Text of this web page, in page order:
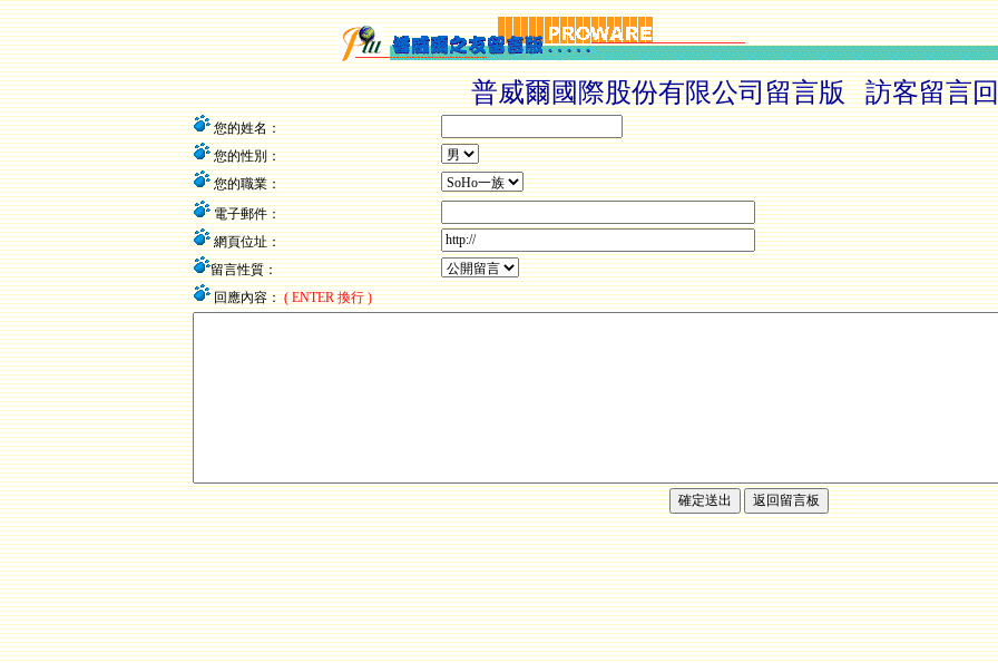
普威爾國際股份有限公司留言版 訪客留言
您的姓名：
您的性別：
您的職業：
電子郵件：
網頁位址：
留言性質：
回應內容：( ENTER 換行 )